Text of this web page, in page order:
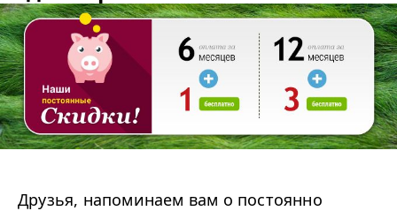
Друзья, напоминаем вам о постоянно